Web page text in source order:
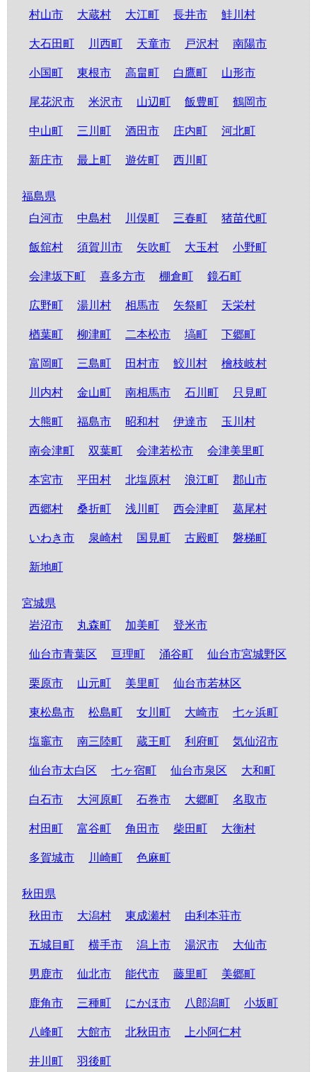
村山市 大蔵村 大江町 長井市 鮭川村
大石田町 川西町 天童市 戸沢村 南陽市
小国町 東根市 高畠町 白鷹町 山形市
尾花沢市 米沢市 山辺町 飯豊町 鶴岡市
中山町 三川町 酒田市 庄内町 河北町
新庄市 最上町 遊佐町 西川町
福島県
白河市
中島村 川俣町 三春町 猪苗代町
飯舘村 須賀川市 矢吹町 大玉村 小野町
会津坂下町 喜多方市 棚倉町 鏡石町
広野町 湯川村 相馬市 矢祭町 天栄村
楢葉町 柳津町 二本松市 塙町 下郷町
富岡町 三島町 田村市 鮫川村 檜枝岐村
川内村 金山町 南相馬市 石川町 只見町
大熊町 福島市 昭和村 伊達市 玉川村
南会津町 双葉町 会津若松市 会津美里町
本宮市 平田村 北塩原村 浪江町 郡山市
西郷村 桑折町 浅川町 西会津町 葛尾村
いわき市 泉崎村 国見町 古殿町 磐梯町
新地町
宮城県
岩沼市
丸森町 加美町 登米市
仙台市青葉区 亘理町 涌谷町 仙台市宮城野区
栗原市 山元町 美里町 仙台市若林区
東松島市 松島町 女川町 大崎市 七ヶ浜町
塩竈市 南三陸町 蔵王町 利府町 気仙沼市
仙台市太白区 七ヶ宿町 仙台市泉区 大和町
白石市 大河原町 石巻市 大郷町 名取市
村田町 富谷町 角田市 柴田町 大衡村
多賀城市 川崎町 色麻町
秋田県
秋田市
大潟村 東成瀬村 由利本荘市
五城目町 横手市 潟上市 湯沢市 大仙市
男鹿市 仙北市 能代市 藤里町 美郷町
鹿角市 三種町 にかほ市 八郎潟町 小坂町
八峰町 大館市 北秋田市 上小阿仁村
井川町 羽後町